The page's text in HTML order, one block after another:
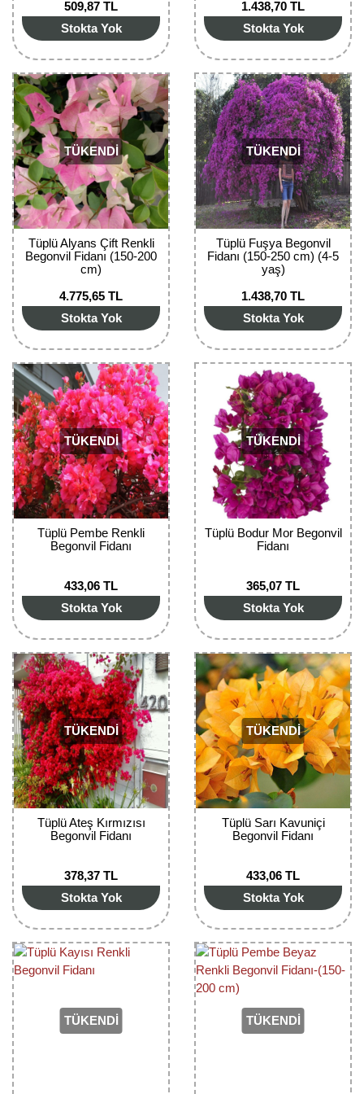
509,87 TL
Stokta Yok
1.438,70 TL
Stokta Yok
TÜKENDİ
Tüplü Alyans Çift Renkli
Begonvil Fidanı (150-200
cm)
4.775,65 TL
Stokta Yok
TÜKENDİ
Tüplü Fuşya Begonvil
Fidanı (150-250 cm) (4-5
yaş)
1.438,70 TL
Stokta Yok
TÜKENDİ
Tüplü Pembe Renkli
Begonvil Fidanı
433,06 TL
Stokta Yok
TÜKENDİ
Tüplü Bodur Mor Begonvil
Fidanı
365,07 TL
Stokta Yok
TÜKENDİ
Tüplü Ateş Kırmızısı
Begonvil Fidanı
378,37 TL
Stokta Yok
TÜKENDİ
Tüplü Sarı Kavuniçi
Begonvil Fidanı
433,06 TL
Stokta Yok
TÜKENDİ TÜKENDİ
Bektaşi Üzümü Fidanı
Böğürtlen Fidanı
Ceviz Fidanı
Dut Fidanı
Elma Fidanı
Erik Fidanı
Feijoa Fidanı
Fidan Anaçları ve Aşı Kalemleri
Fındık Fidanı
Frenk Üzümü Fidanı
Girebolu Fidanı
Goji Berry Fidanı
Hünnap Fidanı
İncir Fidanı
Kapari Gebre Otu Fidanı
Kayısı Fidanı
Kestane Fidanı
Kivi Fidanı
Kızılcık Fidanı
Kocayemiş Fidanı
Kuşburnu Fidanı
Liçi Fidanı
Malta Eriği Fidanı
Mango Fidanı
Melez Meyveler
Muşmula Fidanı
Nostaljik Güller
Peyzaj Gülleri
Sarmaşık(Çardak) Gül Fidanları
Ters Lale Soğanı
Yılbaşı Gülü Çiçeği
Zambak Soğanı